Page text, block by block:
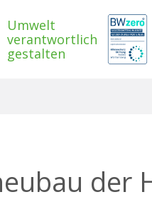
Umwelt
verantwortlich
gestalten
der